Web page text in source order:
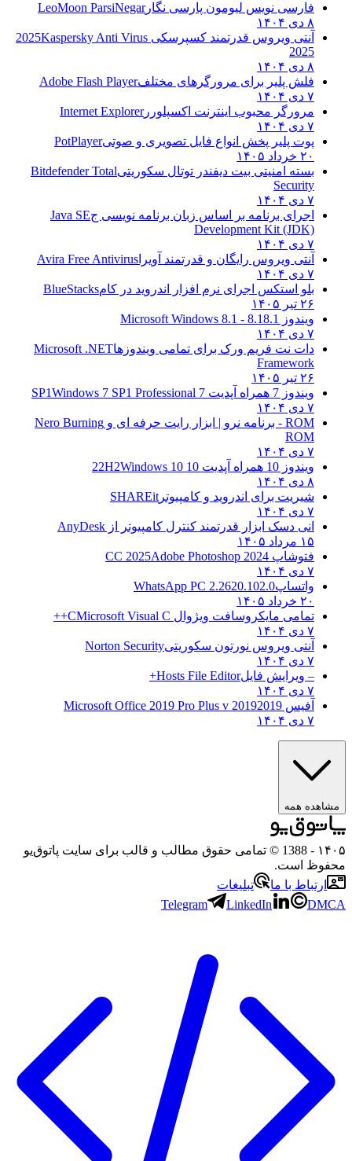
فارسی نویس لیومون پارسی نگارLeoMoon ParsiNegar
۸ دی ۱۴۰۴
آنتی ویروس قدرتمند کسپرسکی 2025 Kaspersky Anti Virus
2025
۸ دی ۱۴۰۴
فلش پلیر برای مرورگرهای مختلفAdobe Flash Player
۷ دی ۱۴۰۴
مرورگر محبوب اینترنت اکسپلوررInternet Explorer
۷ دی ۱۴۰۴
پوت پلیر پخش انواع فایل تصویری و صوتیPotPlayer
۲۰ خرداد ۱۴۰۵
بسته امنیتی بیت دیفندر توتال سکوریتیBitdefender Total
Security
۷ دی ۱۴۰۴
اجرای برنامه بر اساس زبان برنامه نویسی جJava SE
Development Kit (JDK)
۷ دی ۱۴۰۴
آنتی ویروس رایگان و قدرتمند آویرا Avira Free Antivirus
۷ دی ۱۴۰۴
بلو استکس اجرای نرم افزار اندروید در کامBlueStacks
۲۶ تیر ۱۴۰۵
ویندوز 8.1
8.1 - Microsoft Windows 8.1
۷ دی ۱۴۰۴
دات نت فریم ورک برای تمامی ویندوزهاMicrosoft .NET
Framework
۲۶ تیر ۱۴۰۵
ویندوز 7 همراه آپدیت 7 SP1
Windows 7 SP1 Professional
۷ دی ۱۴۰۴
ROM - برنامه نرو | ابزار رایت حرفه ای و
Nero Burning
ROM
۷ دی ۱۴۰۴
ویندوز 10 همراه آپدیت 10 22H2
Windows 10
۸ دی ۱۴۰۴
شیریت برای اندروید و کامپیوتر SHAREit
۷ دی ۱۴۰۴
انی دسک ابزار قدرتمند کنترل کامپیوتر از AnyDesk
۱۵ مرداد ۱۴۰۵
فتوشاپ CC 2025 Adobe Photoshop 2024
۷ دی ۱۴۰۴
واتساپWhatsApp PC 2.2620.102.0
۲۰ خرداد ۱۴۰۵
تمامی مایکروسافت ویژوال C Microsoft Visual C++
۷ دی ۱۴۰۴
آنتی ویروس نورتون سکوریتیNorton Security
۷ دی ۱۴۰۴
– ویرایش فایلHosts File Editor+
۷ دی ۱۴۰۴
آفیس 2019 2019 Microsoft Office 2019 Pro Plus v
۷ دی ۱۴۰۴
مشاهده همه
۱۴۰۵
- 1388 © تمامی حقوق مطالب و قالب برای سایت پاتوق‌یو
محفوظ است.
ارتباط با ما
تبلیغات
Telegram
LinkedIn DMCA